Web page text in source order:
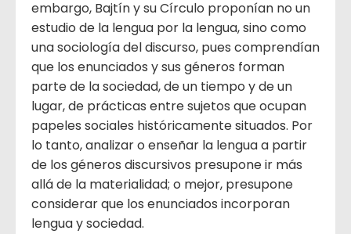
embargo, Bajtín y su Círculo proponían no un
estudio de la lengua por la lengua, sino como
una sociología del discurso, pues comprendían
que los enunciados y sus géneros forman
parte de la sociedad, de un tiempo y de un
lugar, de prácticas entre sujetos que ocupan
papeles sociales históricamente situados. Por
lo tanto, analizar o enseñar la lengua a partir
de los géneros discursivos presupone ir más
allá de la materialidad; o mejor, presupone
considerar que los enunciados incorporan
lengua y sociedad.